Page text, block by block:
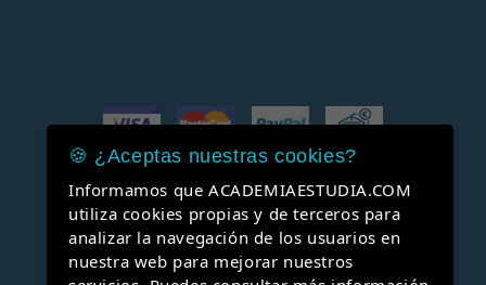
FacebookYouTube
🍪 ¿Aceptas nuestras cookies?
Informamos que ACADEMIAESTUDIA.COM
utiliza cookies propias y de terceros para
analizar la navegación de los usuarios en
nuestra web para mejorar nuestros